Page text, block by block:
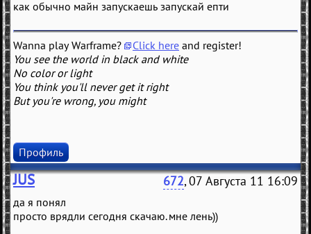
как обычно майн запускаешь запускай епти
Wanna play Warframe? Click here and register!
You see the world in black and white
No color or light
You think you'll never get it right
But you're wrong, you might
Профиль
JUS 672, 07 Августа 11 16:09
да я понял
просто врядли сегодня скачаю. мне лень))